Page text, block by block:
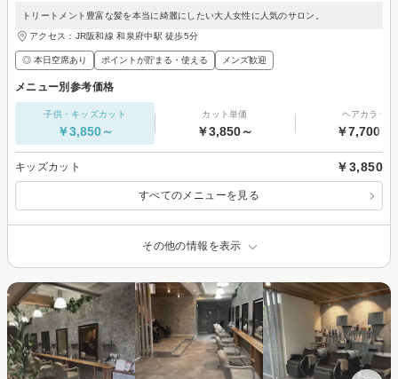
トリートメント豊富な髪を本当に綺麗にしたい大人女性に人気のサロン。
アクセス：JR阪和線 和泉府中駅 徒歩5分
◎ 本日空席あり ポイントが貯まる・使える メンズ歓迎
メニュー別参考価格
子供・キッズカット
￥3,850～
カット単価
￥3,850～
ヘアカラー
￥7,700～
キッズカット ￥3,850
すべてのメニューを見る
その他の情報を表示